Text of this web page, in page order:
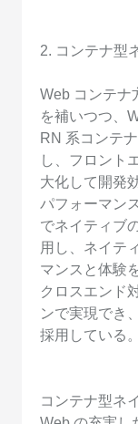
2. コンテナ型
Web コンテナ
を補いつつ、
RN 系コンテ
し、フロント
大化して開発
パフォーマン
でネイティブ
用し、ネイテ
マンスと体験
クロスエンド
ンで実現でき
採用している。
コンテナ型ネ